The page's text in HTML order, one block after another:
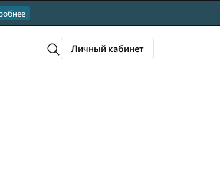
Личный кабинет